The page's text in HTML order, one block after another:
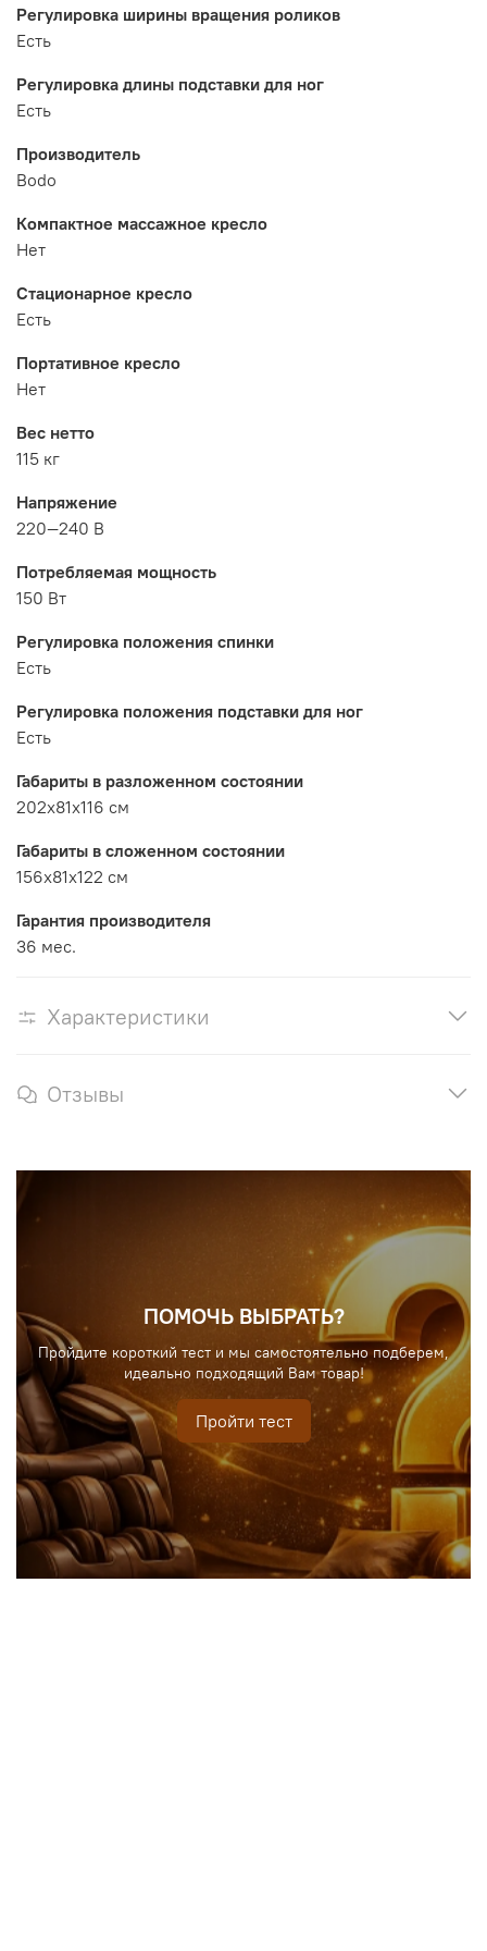
Регулировка ширины вращения роликов
Есть
Регулировка длины подставки для ног
Есть
Производитель
Bodo
Компактное массажное кресло
Нет
Стационарное кресло
Есть
Портативное кресло
Нет
Вес нетто
115 кг
Напряжение
220—240 В
Потребляемая мощность
150 Вт
Регулировка положения спинки
Есть
Регулировка положения подставки для ног
Есть
Габариты в разложенном состоянии
202x81x116 см
Габариты в сложенном состоянии
156x81x122 см
Гарантия производителя
36 мес.
Характеристики
Отзывы
ПОМОЧЬ ВЫБРАТЬ?
Пройдите короткий тест и мы самостоятельно подберем,
идеально подходящий Вам товар!
Пройти тест